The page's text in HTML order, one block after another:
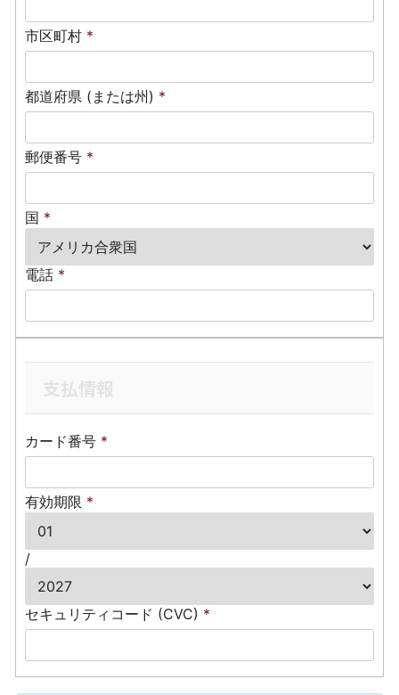
市区町村 *
都道府県 (または州) *
郵便番号 *
国 *
電話 *
カード番号 *
有効期限 *
/
セキュリティコード (CVC) *